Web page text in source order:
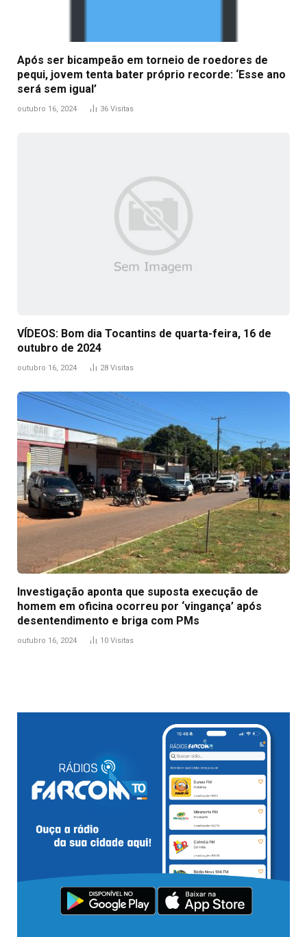
Após ser bicampeão em torneio de roedores de
pequi, jovem tenta bater próprio recorde: ‘Esse ano
será sem igual’
outubro 16, 2024 36 Visitas
VÍDEOS: Bom dia Tocantins de quarta-feira, 16 de
outubro de 2024
outubro 16, 2024 28 Visitas
Investigação aponta que suposta execução de
homem em oficina ocorreu por ‘vingança’ após
desentendimento e briga com PMs
outubro 16, 2024 10 Visitas